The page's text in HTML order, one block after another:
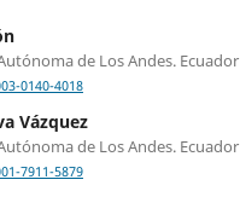
de Los Andes. Ecuador
0140-4018
Vázquez
de Los Andes. Ecuador
7911-5879